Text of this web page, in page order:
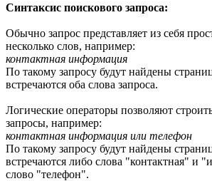
Синтаксис поискового запроса:
Обычно запрос представляет из себя
несколько слов, например:
контактная информация
По такому запросу будут найдены
встречаются оба слова запроса.
Логические операторы позволяют
запросы, например:
контактная информация или телефон
По такому запросу будут найдены
встречаются либо слова "контактная" и
слово "телефон".